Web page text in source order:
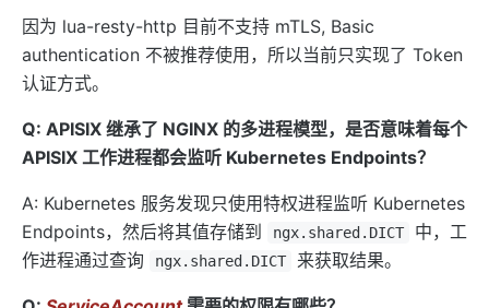
因为 lua-resty-http 目前不支持 mTLS, Basic
authentication 不被推荐使用，所以当前只实现了 Token
认证方式。
Q: APISIX 继承了 NGINX 的多进程模型，是否意味着每个
APISIX 工作进程都会监听 Kubernetes Endpoints？
A: Kubernetes 服务发现只使用特权进程监听 Kubernetes
Endpoints，然后将其值存储到
ngx.shared.DICT
中，工
作进程通过查询
ngx.shared.DICT 来获取结果。